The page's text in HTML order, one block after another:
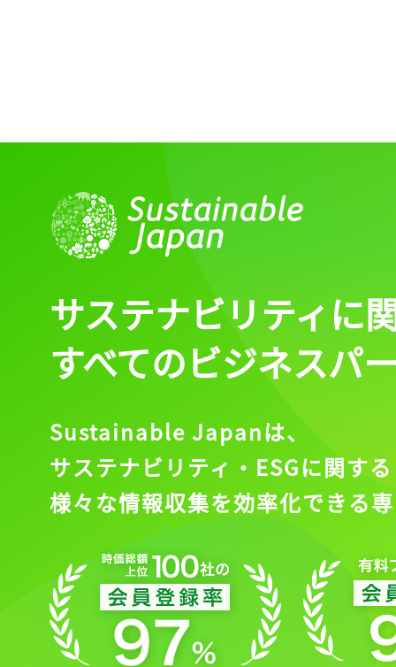
会員登録
サステナビリティに
すべてのビジネスパ
Sustainable Japanは、
サステナビリティ・ESGに関する
様々な情報収集を効率化できる